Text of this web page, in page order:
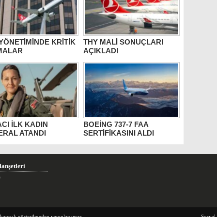
KRİTİK THY MALİ SONUÇLARI
AÇIKLADI
İLK KADIN
ATANDI
BOEİNG 737-7 FAA
SERTİFİKASINI ALDI